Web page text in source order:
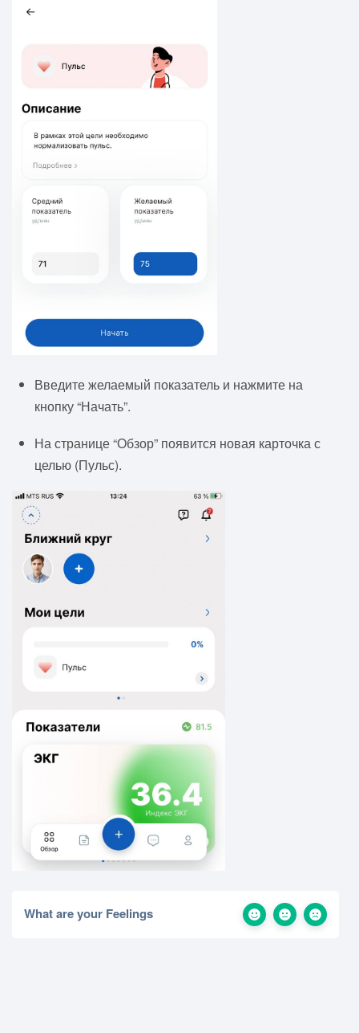
Введите желаемый показатель и нажмите на
кнопку “Начать”.
На странице “Обзор” появится новая карточка с
целью (Пульс).
What are your Feelings